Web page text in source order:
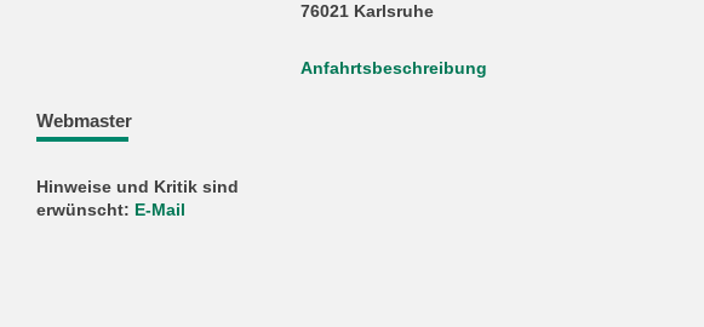
76021 Karlsruhe
Anfahrtsbeschreibung
Webmaster
Hinweise und Kritik sind
erwünscht: E-Mail